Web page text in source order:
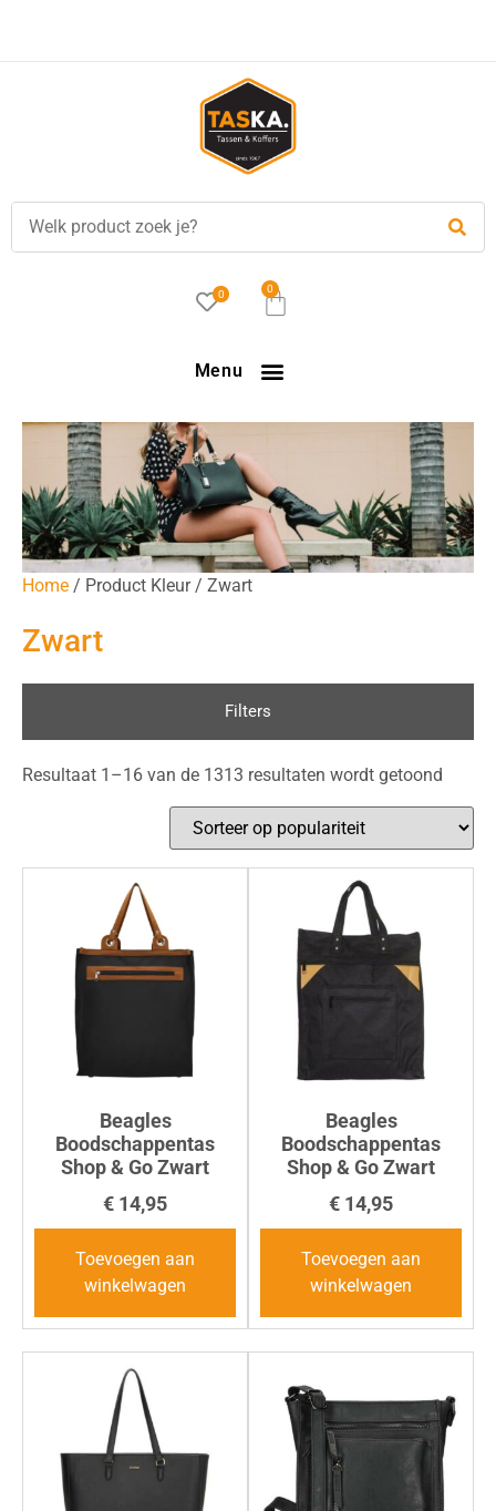
verzending in NL vanaf €35,-!
0 0
Menu
Home / Product Kleur / Zwart
Zwart
Filters
Resultaat 1–16 van de 1313 resultaten wordt getoond
Beagles
Boodschappentas
Shop & Go Zwart
€ 14,95
Toevoegen aan
winkelwagen
Beagles
Boodschappentas
Shop & Go Zwart
€ 14,95
Toevoegen aan
winkelwagen